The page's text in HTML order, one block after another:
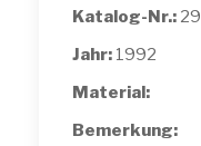
Katalog-Nr.: 29
Jahr: 1992
Material:
Bemerkung: